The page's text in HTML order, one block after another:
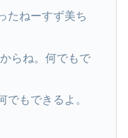
たねーすず美ち
らね。何でもで
でもできるよ。